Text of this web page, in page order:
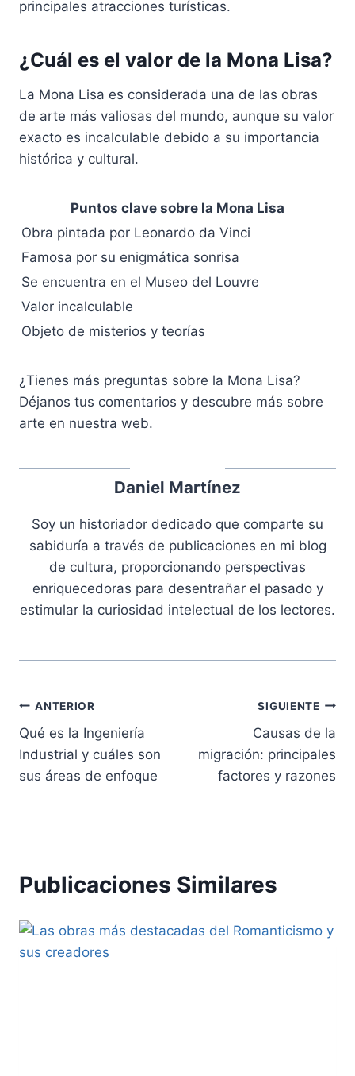
principales atracciones turísticas.
¿Cuál es el valor de la Mona Lisa?
La Mona Lisa es considerada una de las obras
de arte más valiosas del mundo, aunque su valor
exacto es incalculable debido a su importancia
histórica y cultural.
Puntos clave sobre la Mona Lisa
Obra pintada por Leonardo da Vinci
Famosa por su enigmática sonrisa
Se encuentra en el Museo del Louvre
Valor incalculable
Objeto de misterios y teorías
¿Tienes más preguntas sobre la Mona Lisa?
Déjanos tus comentarios y descubre más sobre
arte en nuestra web.
Daniel Martínez
Soy un historiador dedicado que comparte su
sabiduría a través de publicaciones en mi blog
de cultura, proporcionando perspectivas
enriquecedoras para desentrañar el pasado y
estimular la curiosidad intelectual de los lectores.
Navegación
de
entradas
ANTERIOR
Qué es la Ingeniería
Industrial y cuáles son
sus áreas de enfoque
SIGUIENTE
Causas de la
migración: principales
factores y razones
Publicaciones Similares